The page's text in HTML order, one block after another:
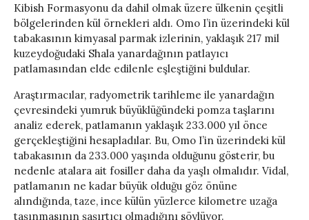
Kibish Formasyonu da dahil olmak üzere ülkenin çeşitli
bölgelerinden kül örnekleri aldı. Omo I’in üzerindeki kül
tabakasının kimyasal parmak izlerinin, yaklaşık 217 mil
kuzeydoğudaki Shala yanardağının patlayıcı
patlamasından elde edilenle eşleştiğini buldular.
Araştırmacılar, radyometrik tarihleme ile yanardağın
çevresindeki yumruk büyüklüğündeki pomza taşlarını
analiz ederek, patlamanın yaklaşık 233.000 yıl önce
gerçekleştiğini hesapladılar. Bu, Omo I’in üzerindeki kül
tabakasının da 233.000 yaşında olduğunu gösterir, bu
nedenle atalara ait fosiller daha da yaşlı olmalıdır. Vidal,
patlamanın ne kadar büyük olduğu göz önüne
alındığında, taze, ince külün yüzlerce kilometre uzağa
taşınmasının şaşırtıcı olmadığını söylüyor.